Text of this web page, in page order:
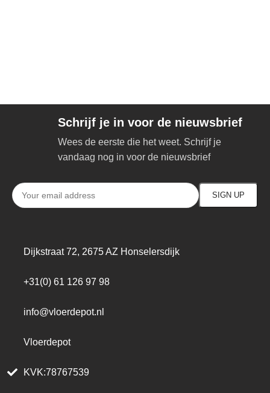
Schrijf je in voor de nieuwsbrief
Wees de eerste die het weet. Schrijf je
vandaag nog in voor de nieuwsbrief
Dijkstraat 72, 2675 AZ Honselersdijk
+31(0) 61 126 97 98
info@vloerdepot.nl
Vloerdepot
KVK:78767539